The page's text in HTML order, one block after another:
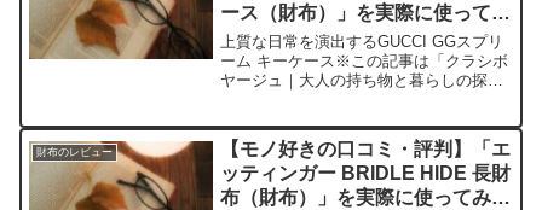
ース（財布）」を実際に使ってみ
た正直感想
上質な日常を演出するGUCCI GGスプリ
ーム キーケース※この記事は「クラシボ
ヤージュ｜大人の持ち物と暮らしの探求
紹介したいのが「GUCCI GGスプリーム
キーケース...
財布のレビュー
【モノ好きの口コミ・評判】「エ
ッティンガー BRIDLE HIDE 長財
布（財布）」を実際に使ってみた